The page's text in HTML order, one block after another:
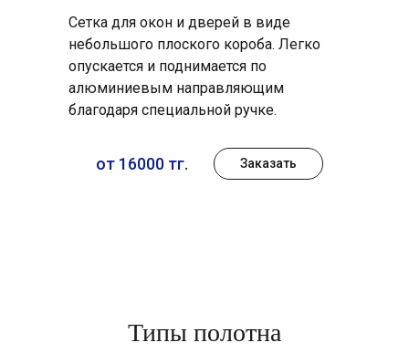
от 16000 тг. Заказать
Сетка для окон и дверей в виде
небольшого плоского короба. Легко
опускается и поднимается по
алюминиевым направляющим
благодаря специальной ручке.
Типы полотна